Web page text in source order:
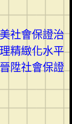
會保證治
精緻化水平
陞社會保證